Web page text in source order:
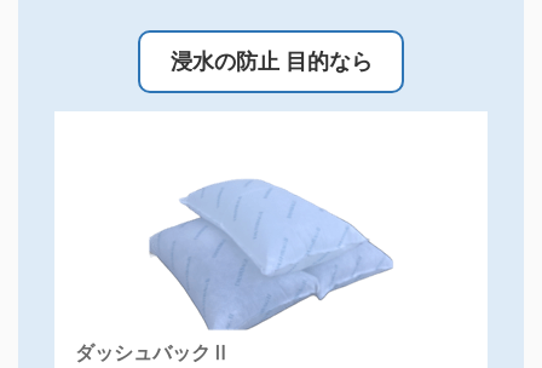
製品カタログのダウンロードについて
2017/10/17
NETISの一般公開について
2017/08/24
浸水の防止 目的なら
ダッシュバックⅡ